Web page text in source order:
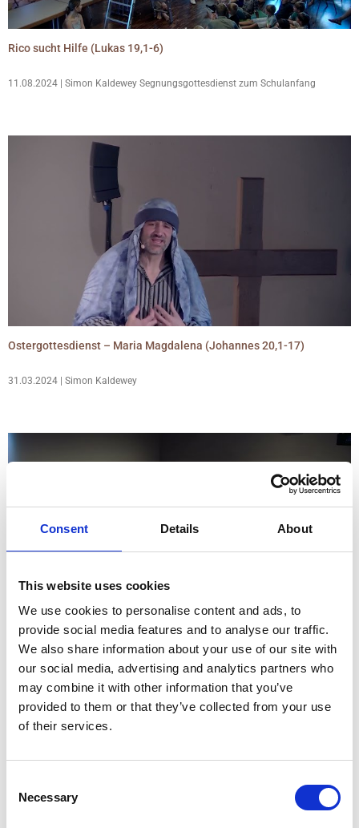
Consent Details About
This website uses cookies
We use cookies to personalise content and ads, to
provide social media features and to analyse our traffic.
We also share information about your use of our site with
our social media, advertising and analytics partners who
may combine it with other information that you’ve
provided to them or that they’ve collected from your use
of their services.
Necessary
Rico sucht Hilfe (Lukas 19,1-6)
11.08.2024 | Simon Kaldewey Segnungsgottesdienst zum Schulanfang
Ostergottesdienst – Maria Magdalena (Johannes 20,1-17)
31.03.2024 | Simon Kaldewey
Familienweihnachtsgottesdienst
17.12.2023 | Simon Kaledwey «Funken der Hoffnung 2023»